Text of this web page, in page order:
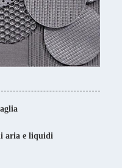
aria e liquidi